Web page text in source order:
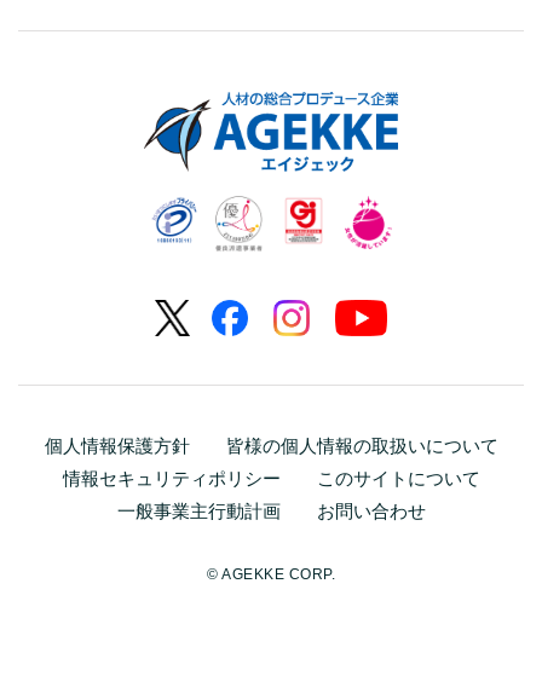
個人情報保護方針
皆様の個人情報の取扱いについて
情報セキュリティポリシー
このサイトについて
一般事業主行動計画
お問い合わせ
© AGEKKE CORP.